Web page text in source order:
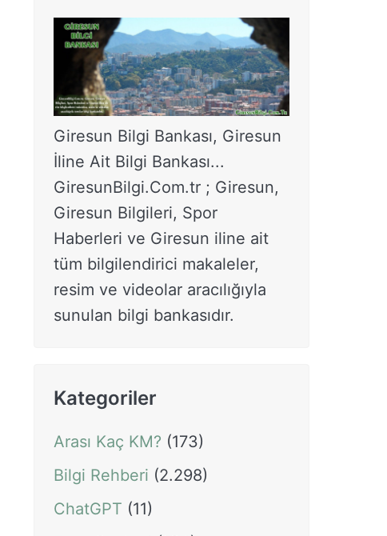
Giresun Bilgi Bankası, Giresun
İline Ait Bilgi Bankası...
GiresunBilgi.Com.tr ; Giresun,
Giresun Bilgileri, Spor
Haberleri ve Giresun iline ait
tüm bilgilendirici makaleler,
resim ve videolar aracılığıyla
sunulan bilgi bankasıdır.
Kategoriler
Arası Kaç KM? (173)
Bilgi Rehberi (2.298)
ChatGPT (11)